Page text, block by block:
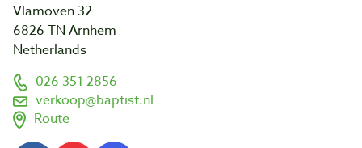
Vlamoven 32
6826 TN Arnhem
Netherlands
026 351 2856
verkoop@baptist.nl
Route